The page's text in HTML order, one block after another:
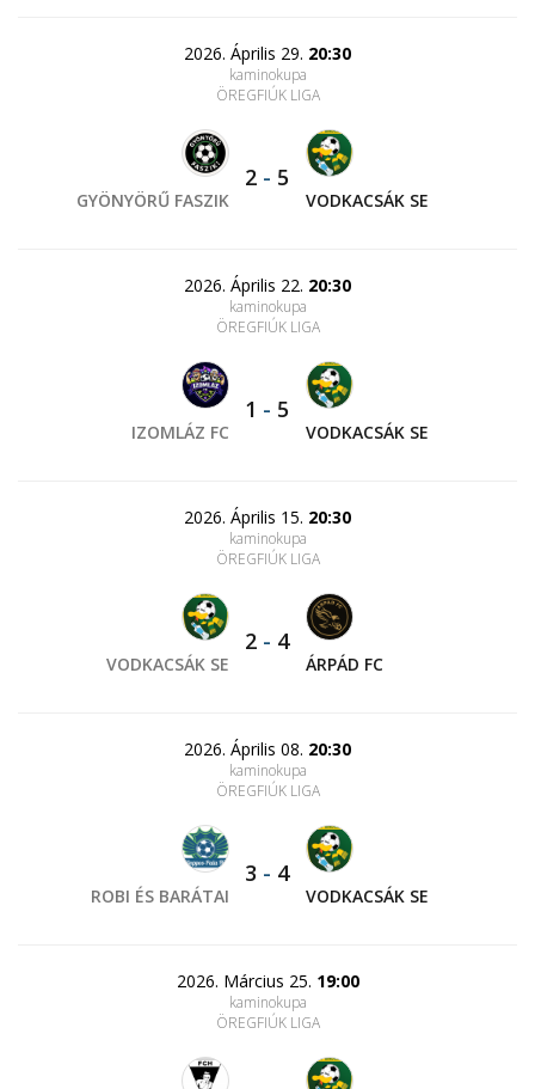
2026. Április 29. 20:30
kaminokupa
ÖREGFIÚK LIGA
GYÖNYÖRŰ FASZIK
2 - 5
VODKACSÁK SE
2026. Április 22. 20:30
kaminokupa
ÖREGFIÚK LIGA
IZOMLÁZ FC
1 - 5
VODKACSÁK SE
2026. Április 15. 20:30
kaminokupa
ÖREGFIÚK LIGA
VODKACSÁK SE
2 - 4
ÁRPÁD FC
2026. Április 08. 20:30
kaminokupa
ÖREGFIÚK LIGA
ROBI ÉS BARÁTAI
3 - 4
VODKACSÁK SE
2026. Március 25. 19:00
kaminokupa
ÖREGFIÚK LIGA